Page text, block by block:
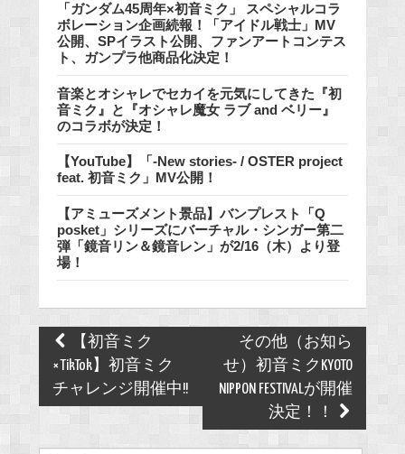
「ガンダム45周年×初音ミク」 スペシャルコラ
ボレーション企画続報！「アイドル戦士」MV
公開、SPイラスト公開、ファンアートコンテス
ト、ガンプラ他商品化決定！
音楽とオシャレでセカイを元気にしてきた『初
音ミク』と『オシャレ魔女 ラブ and ベリー』
のコラボが決定！
【YouTube】「-New stories- / OSTER project
feat. 初音ミク」MV公開！
【アミューズメント景品】バンプレスト「Q
posket」シリーズにバーチャル・シンガー第二
弾「鏡音リン＆鏡音レン」が2/16（木）より登
場！
Post
navigation
【初音ミク
×TikTok】初音ミク
チャレンジ開催中!!
その他（お知ら
せ）初音ミクKYOTO
NIPPON FESTIVALが開催
決定！！